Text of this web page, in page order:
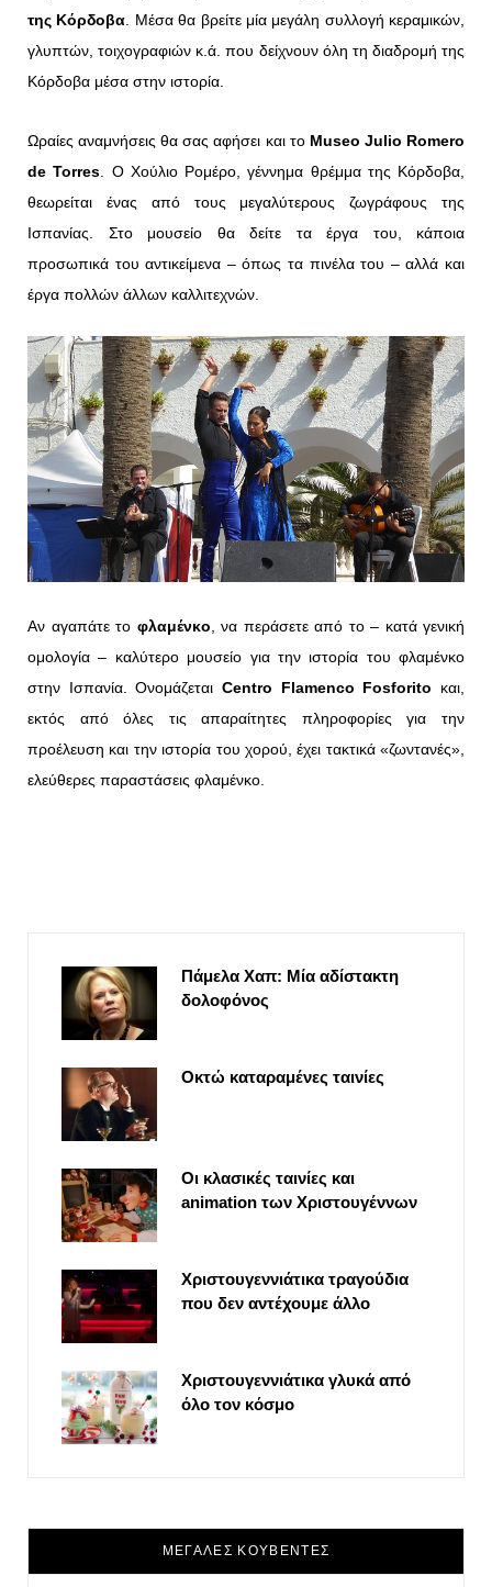
της Κόρδοβα. Μέσα θα βρείτε μία μεγάλη συλλογή κεραμικών,
γλυπτών, τοιχογραφιών κ.ά. που δείχνουν όλη τη διαδρομή της
Κόρδοβα μέσα στην ιστορία.
Ωραίες αναμνήσεις θα σας αφήσει και το Museo Julio Romero
de Torres. Ο Χούλιο Ρομέρο, γέννημα θρέμμα της Κόρδοβα,
θεωρείται ένας από τους μεγαλύτερους ζωγράφους της
Ισπανίας. Στο μουσείο θα δείτε τα έργα του, κάποια
προσωπικά του αντικείμενα – όπως τα πινέλα του – αλλά και
έργα πολλών άλλων καλλιτεχνών.
Αν αγαπάτε το φλαμένκο , να περάσετε από το – κατά γενική
ομολογία – καλύτερο μουσείο για την ιστορία του φλαμένκο
στην Ισπανία. Ονομάζεται Centro Flamenco Fosforito και,
εκτός από όλες τις απαραίτητες πληροφορίες για την
προέλευση και την ιστορία του χορού, έχει τακτικά «ζωντανές»,
ελεύθερες παραστάσεις φλαμένκο.
Πάμελα Χαπ: Μία αδίστακτη
δολοφόνος
Οκτώ καταραμένες ταινίες
Οι κλασικές ταινίες και
animation των Χριστουγέννων
Χριστουγεννιάτικα τραγούδια
που δεν αντέχουμε άλλο
Χριστουγεννιάτικα γλυκά από
όλο τον κόσμο
ΜΕΓΑΛΕΣ ΚΟΥΒΕΝΤΕΣ